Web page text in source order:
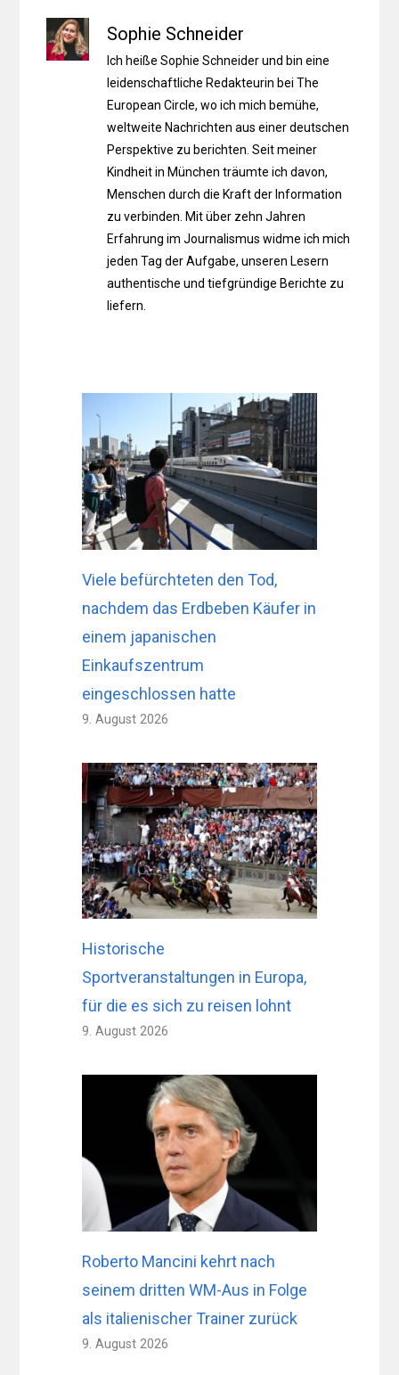
Sophie Schneider
Ich heiße Sophie Schneider und bin eine
leidenschaftliche Redakteurin bei The
European Circle, wo ich mich bemühe,
weltweite Nachrichten aus einer deutschen
Perspektive zu berichten. Seit meiner
Kindheit in München träumte ich davon,
Menschen durch die Kraft der Information
zu verbinden. Mit über zehn Jahren
Erfahrung im Journalismus widme ich mich
jeden Tag der Aufgabe, unseren Lesern
authentische und tiefgründige Berichte zu
liefern.
Viele befürchteten den Tod,
nachdem das Erdbeben Käufer in
einem japanischen
Einkaufszentrum
eingeschlossen hatte
9. August 2026
Historische
Sportveranstaltungen in Europa,
für die es sich zu reisen lohnt
9. August 2026
Roberto Mancini kehrt nach
seinem dritten WM-Aus in Folge
als italienischer Trainer zurück
9. August 2026